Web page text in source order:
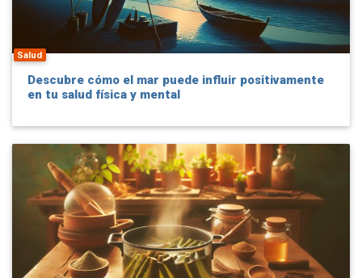
Salud
Descubre cómo el mar puede influir positivamente
en tu salud física y mental